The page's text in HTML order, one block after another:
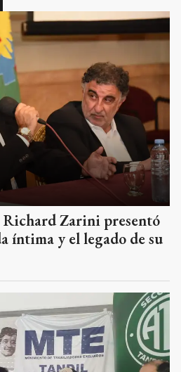
Richard Zarini presentó
íntima y el legado de su